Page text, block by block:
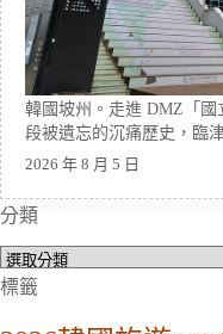
韓國坡州。走進 DMZ「國
段被遺忘的沉痛歷史，臨
2026 年 8 月 5 日
分類
分
類
標籤